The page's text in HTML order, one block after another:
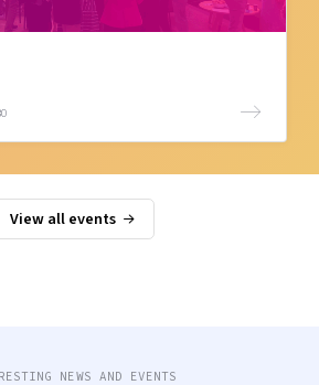
View all events
NEWS AND EVENTS